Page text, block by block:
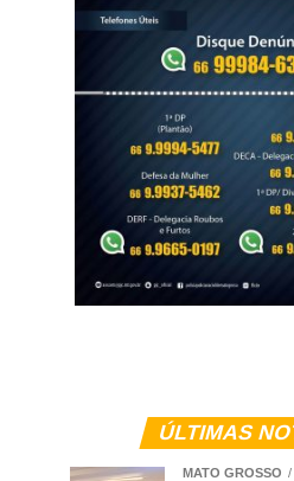
ÚLTIMAS
MATO GROSSO